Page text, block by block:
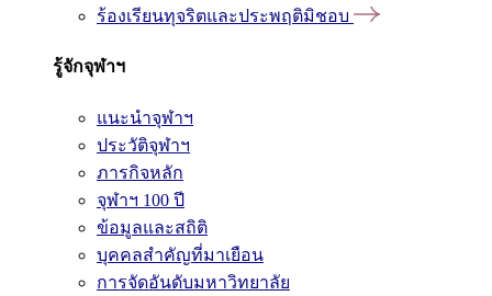
ร้องเรียนทุจริตและประพฤติมิชอบ
รู้จักจุฬาฯ
แนะนำจุฬาฯ
ประวัติจุฬาฯ
ภารกิจหลัก
จุฬาฯ 100 ปี
ข้อมูลและสถิติ
บุคคลสำคัญที่มาเยือน
การจัดอันดับมหาวิทยาลัย